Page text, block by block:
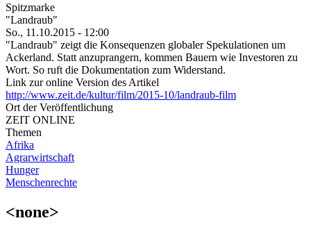
Spitzmarke
"Landraub"
So., 11.10.2015 - 12:00
"Landraub" zeigt die Konsequenzen globaler Spekulationen um
Ackerland. Statt anzuprangern, kommen Bauern wie Investoren zu
Wort. So ruft die Dokumentation zum Widerstand.
Link zur online Version des Artikel
http://www.zeit.de/kultur/film/2015-10/landraub-film
Ort der Veröffentlichung
ZEIT ONLINE
Themen
Afrika
Agrarwirtschaft
Hunger
Menschenrechte
<none>